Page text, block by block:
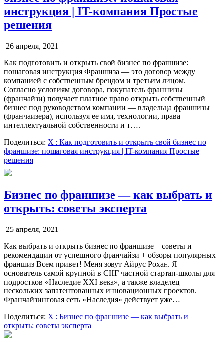
инструкция | IT-компания Простые
решения
26 апреля, 2021
Как подготовить и открыть свой бизнес по франшизе:
пошаговая инструкция Франшиза — это договор между
компанией с собственным брендом и третьим лицом.
Согласно условиям договора, покупатель франшизы
(франчайзи) получает платное право открыть собственный
бизнес под руководством компании — владельца франшизы
(франчайзера), используя ее имя, технологии, права
интеллектуальной собственности и т….
Поделиться: X : Как подготовить и открыть свой бизнес по
франшизе: пошаговая инструкция | IT-компания Простые
решения
Бизнес по франшизе — как выбрать и
открыть: советы эксперта
25 апреля, 2021
Как выбрать и открыть бизнес по франшизе – советы и
рекомендации от успешного франчайзи + обзоры популярных
франшиз Всем привет! Меня зовут Айрус Рохан. Я –
основатель самой крупной в СНГ частной стартап-школы для
подростков «Наследие XXI века», а также владелец
нескольких запатентованных инновационных проектов.
Франчайзинговая сеть «Наследия» действует уже…
Поделиться: X : Бизнес по франшизе — как выбрать и
открыть: советы эксперта